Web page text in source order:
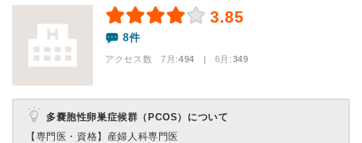
3.85
8件
アクセス数 7月:494 | 6月:349
多嚢胞性卵巣症候群（PCOS）について
【専門医・資格】 産婦人科専門医